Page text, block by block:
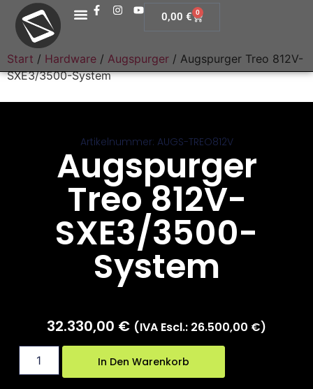
0,00 € 0
Start / Hardware / Augspurger / Augspurger Treo 812V-
SXE3/3500-System
Artikelnummer: AUGS-TREO812V
Augspurger
Treo 812V-
SXE3/3500-
System
32.330,00 € (IVA Escl.: 26.500,00 €)
In Den Warenkorb